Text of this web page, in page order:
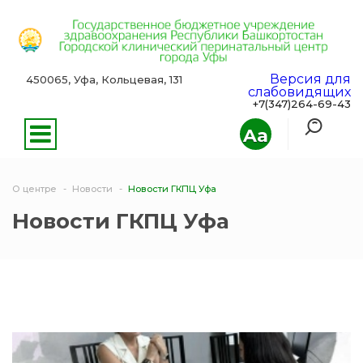
Aa
450065, Уфа, Кольцевая, 131
Версия для
слабовидящих
+7(347)264-69-43
О центре Новости Новости ГКПЦ Уфа
Новости ГКПЦ Уфа